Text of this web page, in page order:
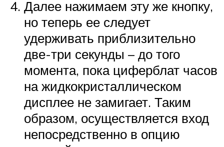
Далее нажимаем эту же кнопку,
но теперь ее следует
удерживать приблизительно
две-три секунды – до того
момента, пока циферблат часов
на жидкокристаллическом
дисплее не замигает. Таким
образом, осуществляется вход
непосредственно в опцию